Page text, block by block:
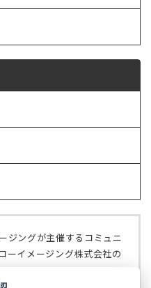
ジングが主催するコミュニ
ーイメージング株式会社の